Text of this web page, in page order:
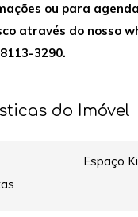
ou para
através do nosso
3290.
do Imóvel
Espaço